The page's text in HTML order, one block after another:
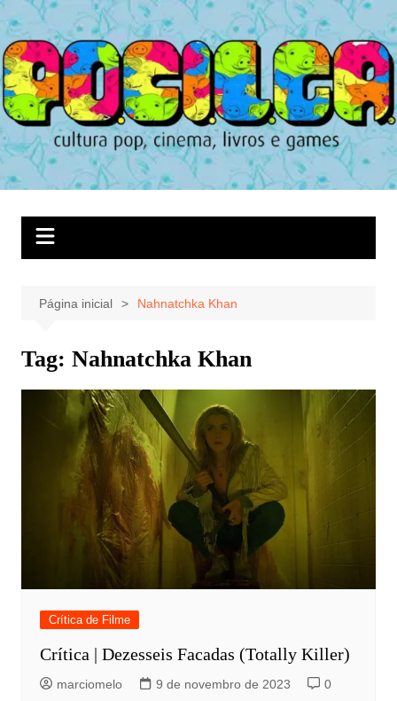
Ir
para
o
conteúdo
Página inicial Nahnatchka Khan
Tag: Nahnatchka Khan
Crítica de Filme
Crítica | Dezesseis Facadas (Totally Killer)
marciomelo 9 de novembro de 2023 0